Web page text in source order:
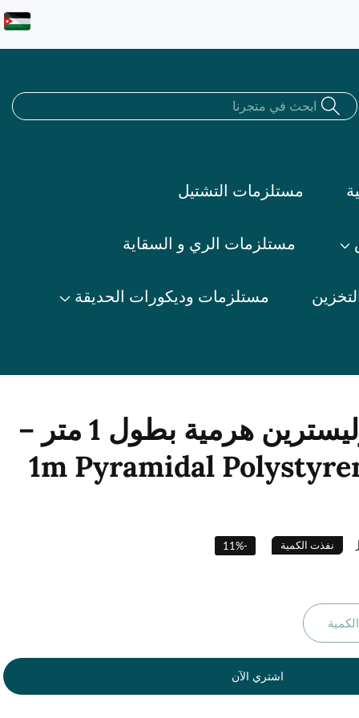
مستلزمات التشتيل
مستلزمات الري و السقاية
مستلزمات وديكورات الحديقة
قناة زراعة بوليسترين هرمية بطول 1 متر –
1m Pyramidal
نفذت الكمية -
11%